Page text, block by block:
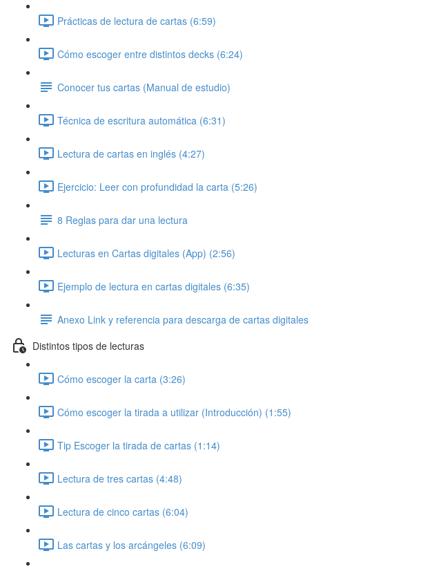
Prácticas de lectura de cartas (6:59)
Cómo escoger entre distintos decks (6:24)
Conocer tus cartas (Manual de estudio)
Técnica de escritura automática (6:31)
Lectura de cartas en inglés (4:27)
Ejercicio: Leer con profundidad la carta (5:26)
8 Reglas para dar una lectura
Lecturas en Cartas digitales (App) (2:56)
Ejemplo de lectura en cartas digitales (6:35)
Anexo Link y referencia para descarga de cartas digitales
Distintos tipos de lecturas
Cómo escoger la carta (3:26)
Cómo escoger la tirada a utilizar (Introducción) (1:55)
Tip Escoger la tirada de cartas (1:14)
Lectura de tres cartas (4:48)
Lectura de cinco cartas (6:04)
Las cartas y los arcángeles (6:09)